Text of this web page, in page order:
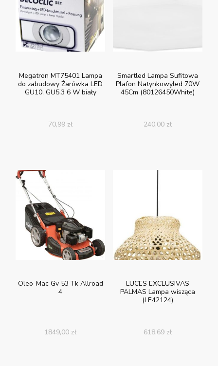
Megatron MT75401 Lampa
do zabudowy Żarówka LED
GU10, GU5.3 6 W biały
70,99 zł
Smartled Lampa Sufitowa
Plafon Natynkowyled 70W
45Cm (80126450White)
240,00 zł
Oleo-Mac Gv 53 Tk Allroad
4
1849,00 zł
LUCES EXCLUSIVAS
PALMAS Lampa wisząca
(LE42124)
618,69 zł